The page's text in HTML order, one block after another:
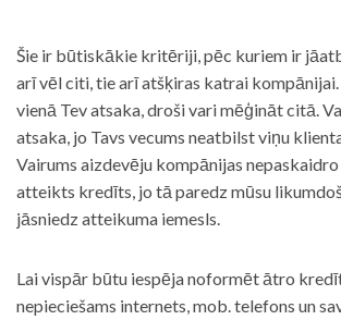
Šie ir būtiskākie kritēriji, pēc kuriem ir
arī vēl citi, tie arī atšķiras katrai
vienā Tev atsaka, droši vari mēģināt citā.
atsaka, jo Tavs vecums neatbilst viņu
Vairums aizdevēju kompānijas
atteikts kredīts, jo tā paredz mūsu
jāsniedz atteikuma iemesls.
Lai vispār būtu iespēja noformēt ātro
nepieciešams internets, mob. telefons un